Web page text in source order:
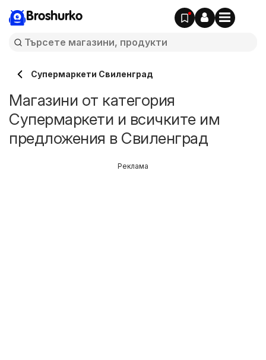
Broshurko
Супермаркети Свиленград
Магазини от категория
Супермаркети и всичките им
предложения в Свиленград
Реклама